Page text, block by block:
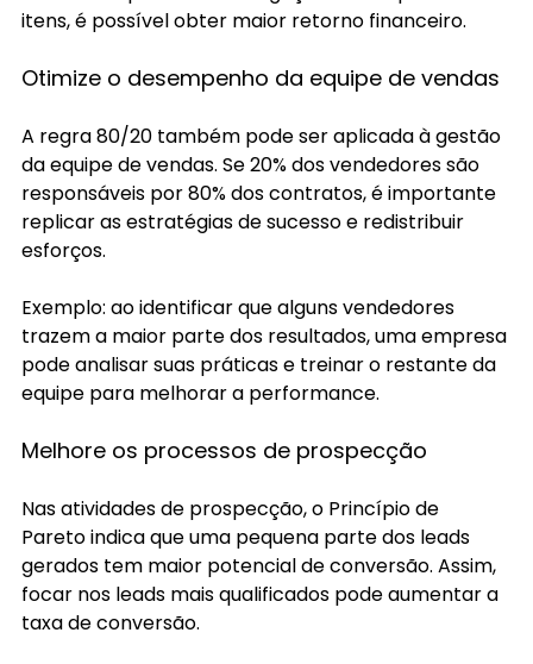
itens, é possível obter maior retorno financeiro.
Otimize o desempenho da equipe de vendas
A regra 80/20 também pode ser aplicada à gestão
da equipe de vendas. Se 20% dos vendedores são
responsáveis por 80% dos contratos, é importante
replicar as estratégias de sucesso e redistribuir
esforços.
Exemplo: ao identificar que alguns vendedores
trazem a maior parte dos resultados, uma empresa
pode analisar suas práticas e treinar o restante da
equipe para melhorar a performance.
Melhore os processos de prospecção
Nas atividades de prospecção, o Princípio de
Pareto indica que uma pequena parte dos leads
gerados tem maior potencial de conversão. Assim,
focar nos leads mais qualificados pode aumentar a
taxa de conversão.